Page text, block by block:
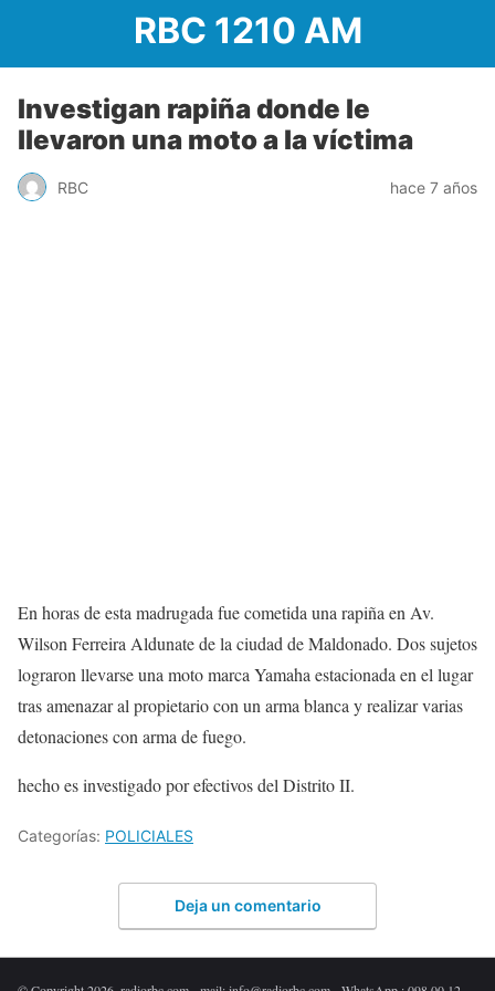
RBC 1210 AM
Investigan rapiña donde le
llevaron una moto a la víctima
RBC hace 7 años
En horas de esta madrugada fue cometida una rapiña en Av.
Wilson Ferreira Aldunate de la ciudad de Maldonado. Dos sujetos
lograron llevarse una moto marca Yamaha estacionada en el lugar
tras amenazar al propietario con un arma blanca y realizar varias
detonaciones con arma de fuego.
hecho es investigado por efectivos del Distrito II.
Categorías: POLICIALES
Deja un comentario